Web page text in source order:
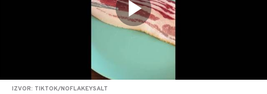
IZVOR: TIKTOK/NOFLAKEYSALT